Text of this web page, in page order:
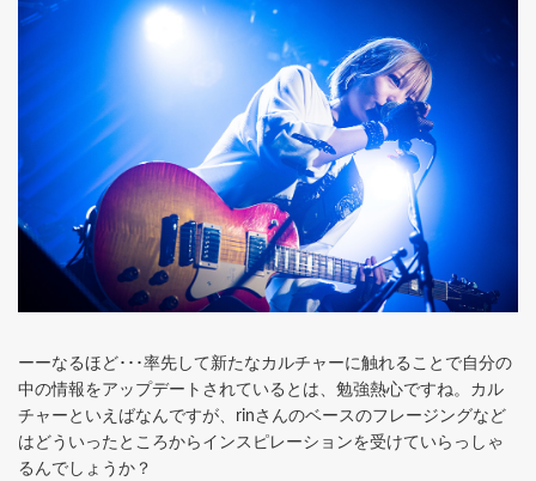
ーーなるほど･･･率先して新たなカルチャーに触れることで自分の
中の情報をアップデートされているとは、勉強熱心ですね。カル
チャーといえばなんですが、rinさんのベースのフレージングなど
はどういったところからインスピレーションを受けていらっしゃ
るんでしょうか？